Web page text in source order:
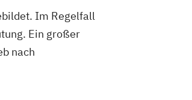
Im Regelfall
Ein großer
nach